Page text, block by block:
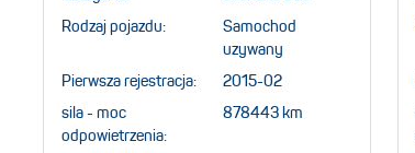
Rodzaj pojazdu:
Samochod
uzywany
Pierwsza rejestracja: 2015-02
sila - moc
odpowietrzenia:
878443 km